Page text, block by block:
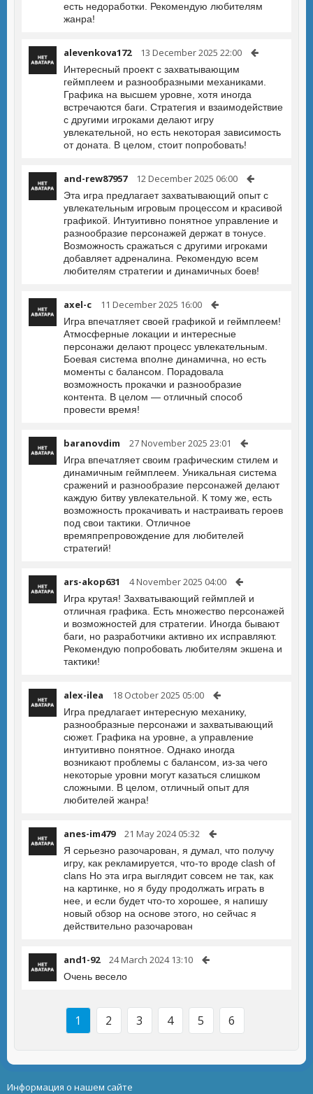
есть недоработки. Рекомендую любителям
жанра!
alevenkova172 13 December 2025 22:00
Интересный проект с захватывающим
геймплеем и разнообразными механиками.
Графика на высшем уровне, хотя иногда
встречаются баги. Стратегия и взаимодействие
с другими игроками делают игру
увлекательной, но есть некоторая зависимость
от доната. В целом, стоит попробовать!
and-rew87957 12 December 2025 06:00
Эта игра предлагает захватывающий опыт с
увлекательным игровым процессом и красивой
графикой. Интуитивно понятное управление и
разнообразие персонажей держат в тонусе.
Возможность сражаться с другими игроками
добавляет адреналина. Рекомендую всем
любителям стратегии и динамичных боев!
axel-c 11 December 2025 16:00
Игра впечатляет своей графикой и геймплеем!
Атмосферные локации и интересные
персонажи делают процесс увлекательным.
Боевая система вполне динамична, но есть
моменты с балансом. Порадовала
возможность прокачки и разнообразие
контента. В целом — отличный способ
провести время!
baranovdim 27 November 2025 23:01
Игра впечатляет своим графическим стилем и
динамичным геймплеем. Уникальная система
сражений и разнообразие персонажей делают
каждую битву увлекательной. К тому же, есть
возможность прокачивать и настраивать героев
под свои тактики. Отличное
времяпрепровождение для любителей
стратегий!
ars-akop631 4 November 2025 04:00
Игра крутая! Захватывающий геймплей и
отличная графика. Есть множество персонажей
и возможностей для стратегии. Иногда бывают
баги, но разработчики активно их исправляют.
Рекомендую попробовать любителям экшена и
тактики!
alex-ilea 18 October 2025 05:00
Игра предлагает интересную механику,
разнообразные персонажи и захватывающий
сюжет. Графика на уровне, а управление
интуитивно понятное. Однако иногда
возникают проблемы с балансом, из-за чего
некоторые уровни могут казаться слишком
сложными. В целом, отличный опыт для
любителей жанра!
anes-im479 21 May 2024 05:32
Я серьезно разочарован, я думал, что получу
игру, как рекламируется, что-то вроде clash of
clans Но эта игра выглядит совсем не так, как
на картинке, но я буду продолжать играть в
нее, и если будет что-то хорошее, я напишу
новый обзор на основе этого, но сейчас я
действительно разочарован
and1-92 24 March 2024 13:10
Очень весело
1 2 3 4 5 6
Информация о нашем сайте